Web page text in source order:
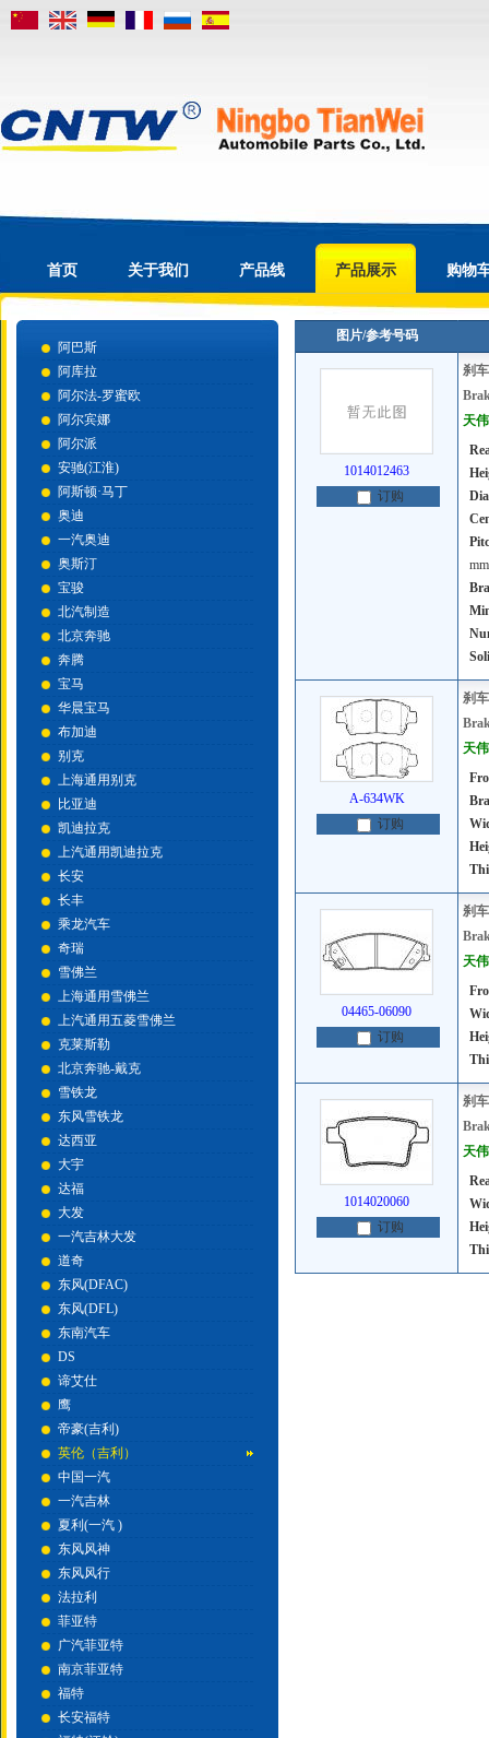
首页 关于我们 产品线 产品展示 购物
图片/参考号码
订购
1014012463
刹
天
mm
订购
A-634WK
刹
天
订购
04465-06090
刹
天
订购
1014020060
刹
天
阿巴斯
阿库拉
阿尔法-罗蜜欧
阿尔宾娜
阿尔派
安驰(江淮)
阿斯顿·马丁
奥迪
一汽奥迪
奥斯汀
宝骏
北汽制造
北京奔驰
奔腾
宝马
华晨宝马
布加迪
别克
上海通用别克
比亚迪
凯迪拉克
上汽通用凯迪拉克
长安
长丰
乘龙汽车
奇瑞
雪佛兰
上海通用雪佛兰
上汽通用五菱雪佛兰
克莱斯勒
北京奔驰-戴克
雪铁龙
东风雪铁龙
达西亚
大宇
达福
大发
一汽吉林大发
道奇
东风(DFAC)
东风(DFL)
东南汽车
DS
谛艾仕
鹰
帝豪(吉利)
英伦（吉利）
中国一汽
一汽吉林
夏利(一汽 )
东风风神
东风风行
法拉利
菲亚特
广汽菲亚特
南京菲亚特
福特
长安福特